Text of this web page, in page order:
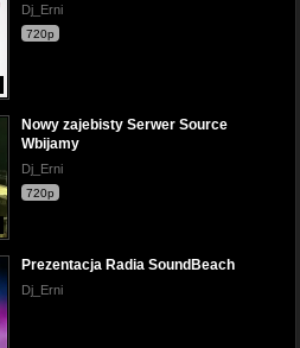
Dj_Erni
720p
Nowy zajebisty Serwer Source
Wbijamy
Dj_Erni
720p
Prezentacja Radia SoundBeach
Dj_Erni